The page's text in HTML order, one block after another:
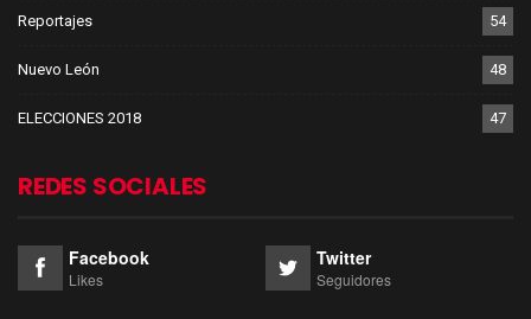
Reportajes 54
Nuevo León 48
ELECCIONES 2018 47
REDES SOCIALES
Facebook
Likes
Twitter
Seguidores